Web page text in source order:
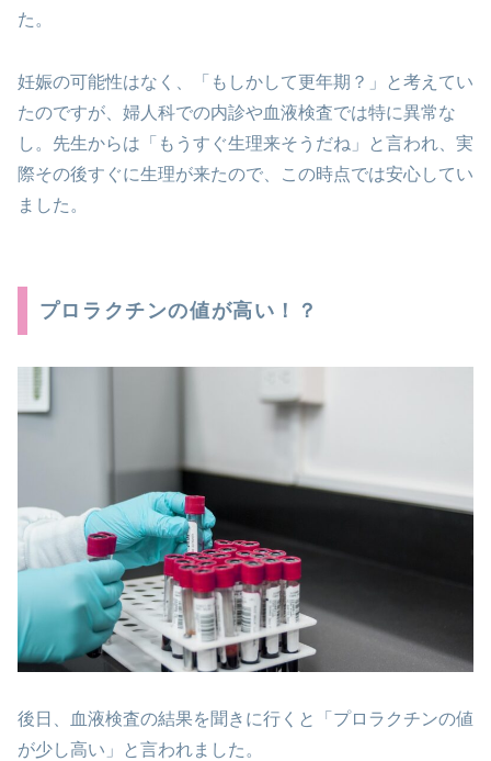
た。
妊娠の可能性はなく、「もしかして更年期？」と考えてい
たのですが、婦人科での内診や血液検査では特に異常な
し。先生からは「もうすぐ生理来そうだね」と言われ、実
際その後すぐに生理が来たので、この時点では安心してい
ました。
プロラクチンの値が高い！？
後日、血液検査の結果を聞きに行くと「プロラクチンの値
が少し高い」と言われました。